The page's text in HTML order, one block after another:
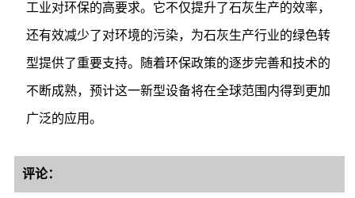
工业对环保的高要求。它不仅提升了石灰生产的效率，
还有效减少了对环境的污染，为石灰生产行业的绿色转
型提供了重要支持。随着环保政策的逐步完善和技术的
不断成熟，预计这一新型设备将在全球范围内得到更加
广泛的应用。
评论：